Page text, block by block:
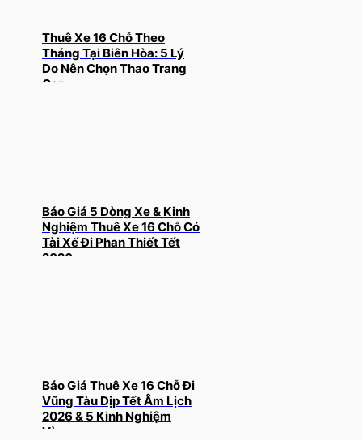
Thuê Xe 16 Chỗ Theo
Tháng Tại Biên Hòa: 5 Lý
Do Nên Chọn Thao Trang
Car
Báo Giá 5 Dòng Xe & Kinh
Nghiệm Thuê Xe 16 Chỗ Có
Tài Xế Đi Phan Thiết Tết
2026
Báo Giá Thuê Xe 16 Chỗ Đi
Vũng Tàu Dịp Tết Âm Lịch
2026 & 5 Kinh Nghiệm
Vàng